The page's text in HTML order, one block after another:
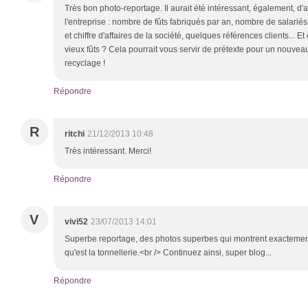
Très bon photo-reportage. Il aurait été intéressant, également,
l'entreprise : nombre de fûts fabriqués par an, nombre de
et chiffre d'affaires de la société, quelques références clients...
vieux fûts ? Cela pourrait vous servir de prétexte pour un
recyclage !
Répondre
R ritchi 21/12/2013 10:48
Très intéressant. Merci!
Répondre
V vivi52 23/07/2013 14:01
Superbe reportage, des photos superbes qui montrent
qu'est la tonnellerie.<br /> Continuez ainsi, super blog...
Répondre